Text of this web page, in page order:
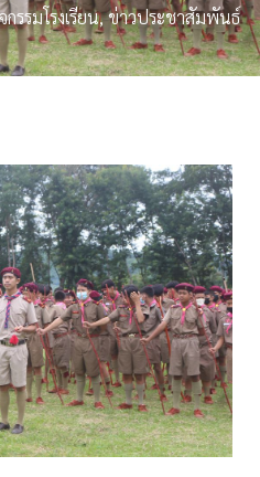
กรรมโรงเรียน,ข่าวประชาสัมพันธ์